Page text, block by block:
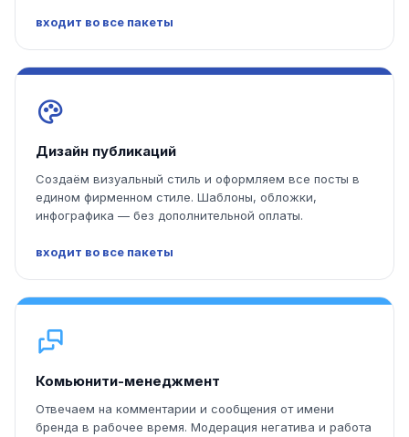
входит во все пакеты
Дизайн публикаций
Создаём визуальный стиль и оформляем все посты в
едином фирменном стиле. Шаблоны, обложки,
инфографика — без дополнительной оплаты.
входит во все пакеты
Комьюнити-менеджмент
Отвечаем на комментарии и сообщения от имени
бренда в рабочее время. Модерация негатива и работа